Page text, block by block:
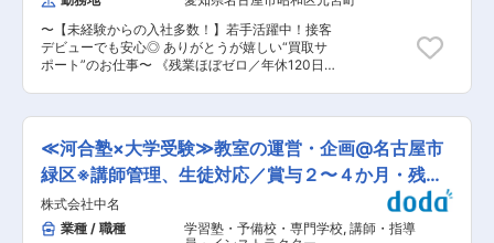
ループで仕入れ～販売を一貫して行っています。
入社後は約1年のOJTを行い、リノベーションの
企画立案と販売を覚えます。その後、要望や適性
に応じて、オーダーを受注してリノベを行う案件
にも携わります。営業担当は同社に2名、グルー
容】 ■顧客対応 ■商品紹介 ■資料作成 ■契約手
続きなど 【担当者コメント】 基本的に水曜と他
の曜日に1日休みを取るシフト制で、柔軟に組む
ことができ、都合を加味して土日の片方を休みに
することも可能です。職種の異なるメンバーとチ
ームになり、1つの目標を追いかけていくため、
〜【未経験からの入社多数！】若手活躍中！接客
デビューでも安心◎ ありがとうが嬉しい“買取サ
ポート”のお仕事〜 《残業ほぼゼロ／年休120日
店舗スタッフとして、来店されたお客様に対して
ブランド品・貴金属・骨とう品・着物などの査定
サポートと買取案内 をお任せします。 ※査定はす
べて本部が担当するため、知識ゼロ・未経験から
ご活躍いただけます！ ■お仕事の流れはシンプル
です！ （1） 商品をスマホで撮影 （2） 専用シス
テムで本部へ送信 （3） 届いた査定金額をお客様
≪河合塾×大学受験≫教室の運営・企画@名古屋市
緑区※講師管理、生徒対応／賞与２〜４か月・残業
10H
株式会社中名
業種 / 職種
学習塾・予備校・専門学校, 講師・指導